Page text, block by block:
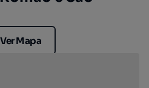
Ver Mapa